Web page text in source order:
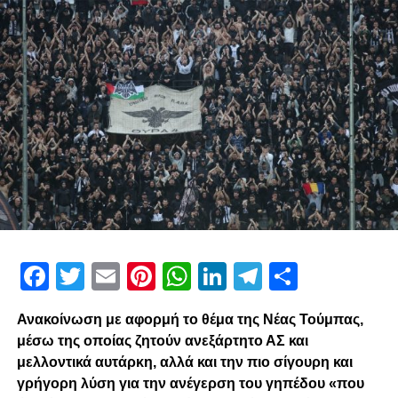
Facebook
Twitter
EmailPinterest
WhatsApp
LinkedIn
Telegram
Ανακοίνωση με αφορμή το θέμα της Νέας Τούμπας,
μέσω της οποίας ζητούν ανεξάρτητο ΑΣ και
μελλοντικά αυτάρκη, αλλά και την πιο σίγουρη και
γρήγορη λύση για την ανέγερση του γηπέδου «που